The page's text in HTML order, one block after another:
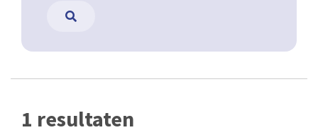
1 resultaten